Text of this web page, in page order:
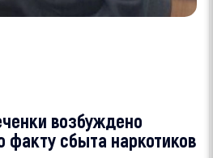
возбуждено
факту сбыта наркотиков